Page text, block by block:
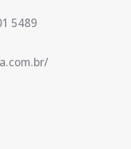
5489